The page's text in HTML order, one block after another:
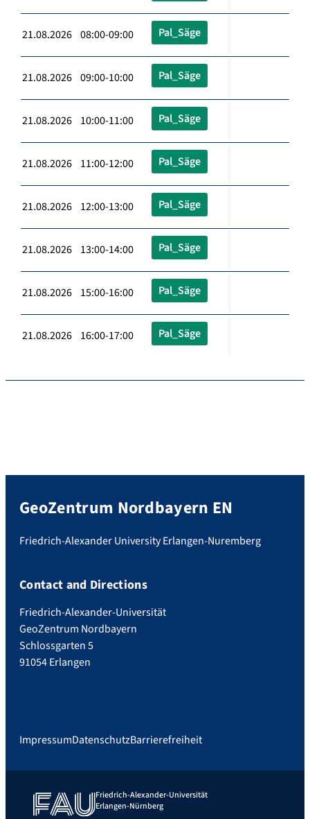
21.08.2026 08:00-09:00 Pal_Säge
21.08.2026 09:00-10:00 Pal_Säge
21.08.2026 10:00-11:00 Pal_Säge
21.08.2026 11:00-12:00 Pal_Säge
21.08.2026 12:00-13:00 Pal_Säge
21.08.2026 13:00-14:00 Pal_Säge
21.08.2026 15:00-16:00 Pal_Säge
21.08.2026 16:00-17:00 Pal_Säge
GeoZentrum Nordbayern EN
Friedrich-Alexander University Erlangen-Nuremberg
Contact and Directions
Friedrich-Alexander-Universität
GeoZentrum Nordbayern
Schlossgarten 5
91054 Erlangen
ImpressumDatenschutzBarrierefreiheit
Friedrich-Alexander-Universität
Erlangen-Nürnberg